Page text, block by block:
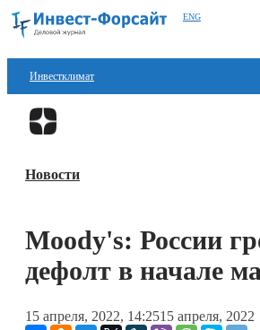
ENG
Инвестклимат
Финансы
Блокчейн
Книги
Новости
Moody's: России
дефолт в начале
15 апреля, 2022, 14:2515 апреля, 2022